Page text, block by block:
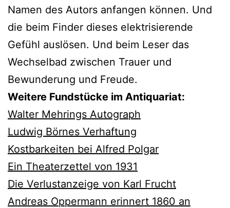
Namen des Autors anfangen können. Und
die beim Finder dieses elektrisierende
Gefühl auslösen. Und beim Leser das
Wechselbad zwischen Trauer und
Bewunderung und Freude.
Weitere Fundstücke im Antiquariat:
Walter Mehrings Autograph
Ludwig Börnes Verhaftung
Kostbarkeiten bei Alfred Polgar
Ein Theaterzettel von 1931
Die Verlustanzeige von Karl Frucht
Andreas Oppermann erinnert 1860 an